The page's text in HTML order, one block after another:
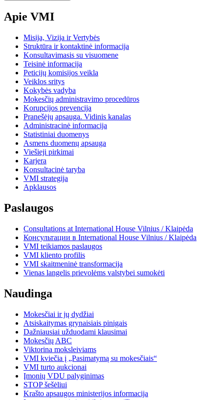
Apie VMI
Misija, Vizija ir Vertybės
Struktūra ir kontaktinė informacija
Konsultavimasis su visuomene
Teisinė informacija
Peticijų komisijos veikla
Veiklos sritys
Kokybės vadyba
Mokesčių administravimo procedūros
Korupcijos prevencija
Pranešėjų apsauga. Vidinis kanalas
Administracinė informacija
Statistiniai duomenys
Asmens duomenų apsauga
Viešieji pirkimai
Karjera
Konsultacinė taryba
VMI strategija
Apklausos
Paslaugos
Consultations at International House Vilnius / Klaipėda
Консультации в International House Vilnius / Klaipėda
VMI teikiamos paslaugos
VMI kliento profilis
VMI skaitmeninė transformacija
Vienas langelis prievolėms valstybei sumokėti
Naudinga
Mokesčiai ir jų dydžiai
Atsiskaitymas grynaisiais pinigais
Dažniausiai užduodami klausimai
Mokesčių ABC
Viktorina moksleiviams
VMI kviečia į „Pasimatymą su mokesčiais“
VMI turto aukcionai
Įmonių VDU palyginimas
STOP šešėliui
Krašto apsaugos ministerijos informacija